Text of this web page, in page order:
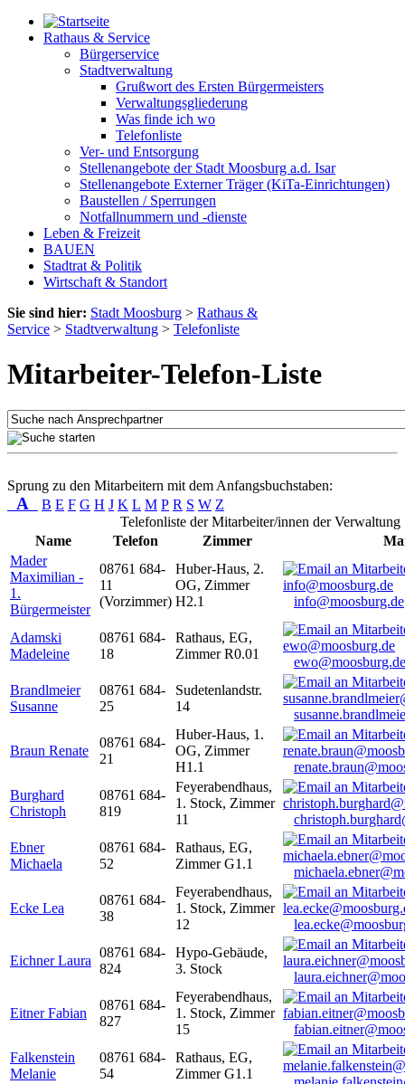
Rathaus & Service
Bürgerservice
Stadtverwaltung
Grußwort des Ersten Bürgermeisters
Verwaltungsgliederung
Was finde ich wo
Telefonliste
Ver- und Entsorgung
Stellenangebote der Stadt Moosburg a.d. Isar
Stellenangebote Externer Träger (KiTa-Einrichtungen)
Baustellen / Sperrungen
Notfallnummern und -dienste
Leben & Freizeit
BAUEN
Stadtrat & Politik
Wirtschaft & Standort
Sie sind hier: Stadt Moosburg > Rathaus &
Service > Stadtverwaltung > Telefonliste
Mitarbeiter-Telefon-Liste
Sprung zu den Mitarbeitern mit dem Anfangsbuchstaben:
A B E F G H J K L M P R S W Z
Telefonliste der Mitarbeiter/innen der Verwaltung
Name
Telefon Zimmer
Mader
Maximilian -
1.
Bürgermeister
08761 684-
11
(Vorzimmer)
Huber-Haus, 2.
OG, Zimmer
H2.1
info@moosburg.de
Adamski
Madeleine
08761 684-
18
Rathaus, EG,
Zimmer R0.01
ewo@moosburg.de
Brandlmeier
Susanne
08761 684-
25
Sudetenlandstr.
14
Braun Renate
08761 684-
21
Huber-Haus, 1.
OG, Zimmer
H1.1
Burghard
Christoph
08761 684-
819
Feyerabendhaus,
1. Stock, Zimmer
11
Ebner
Michaela
08761 684-
52
Rathaus, EG,
Zimmer G1.1
Ecke Lea
08761 684-
38
Feyerabendhaus,
1. Stock, Zimmer
12
Eichner Laura
08761 684-
824
Hypo-Gebäude,
3. Stock
Eitner Fabian
08761 684-
827
Feyerabendhaus,
1. Stock, Zimmer
15
Falkenstein
Melanie
08761 684-
54
Rathaus, EG,
Zimmer G1.1